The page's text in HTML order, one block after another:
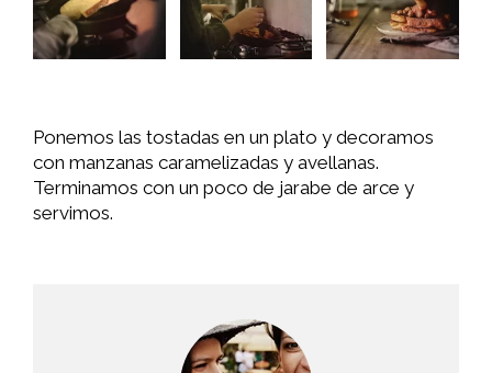
Ponemos las tostadas en un plato y decoramos
con manzanas caramelizadas y avellanas.
Terminamos con un poco de jarabe de arce y
servimos.